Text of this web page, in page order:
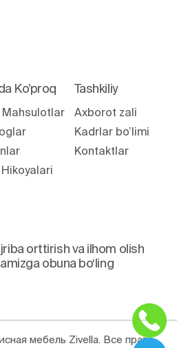
Ko’proq
Mahsulotlar
Tashkiliy
Axborot zali
Kadrlar bo’limi
Kontaktlar
orttirish va ilhom olish
obuna bo‘ling
мебель Zivella. Все права